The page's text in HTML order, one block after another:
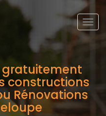
gratuitement
constructions
Rénovations